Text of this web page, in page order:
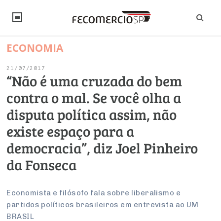
NOTÍCIAS
Editorial
Artigos
Institucional
Debates Fecomercio-SP
PROJETOS ESPECIAIS:
UM BRASIL
UM BRASIL
Economia
Pesquisas
Brasil
Economia Digital
Inteligência Artificial
Legislação
Trabalho
Empresas
Reforma Tributária
Negócios
Varejo
Atacado
Serviços
ESG
Últimas Notícias
SINDICATOS
PESQUISAS
FALE CONOSCO
INSTITUCIONAL
Sobre
Imprensa
Negociações Coletivas
Conselho de Turismo
Conselho de Emprego e Relações do Trabalho
EMPRESAS
ECONOMIA
21/07/2017
“Não é uma cruzada do bem
contra o mal. Se você olha a
disputa política assim, não
existe espaço para a
democracia”, diz Joel Pinheiro
da Fonseca
Economista e filósofo fala sobre liberalismo e
partidos políticos brasileiros em entrevista ao UM
BRASIL